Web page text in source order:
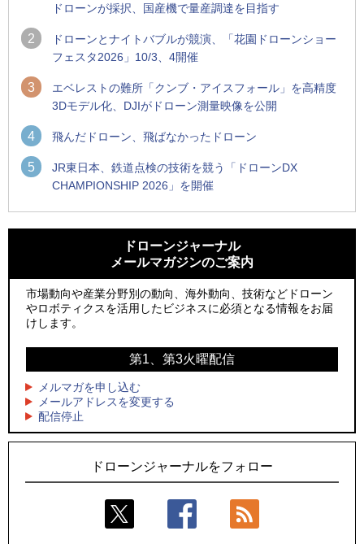
ドローンが採択、国産機で量産調達を目指す
2
ドローンとナイトバブルが競演、「花園ドローンショー
フェスタ2026」10/3、4開催
3
エベレストの難所「クンブ・アイスフォール」を高精度
3Dモデル化、DJIがドローン測量映像を公開
4 飛んだドローン、飛ばなかったドローン
5
JR東日本、鉄道点検の技術を競う「ドローンDX
CHAMPIONSHIP 2026」を開催
ン」とドローンショーによる新演出を実施
防衛装備庁「迎撃ドローン早期取得プログラム」にテラドロ
ーンが採択、国産機で量産調達を目指す
レッドクリフ、足利花火大会で映画『スパイダーマン』や
ドローンとナイトバブルが競演、「花園ドローンショーフェ
スタ2026」10/3、4開催
そらとぶタクシー、ハイブリッドeVTOL開発のPLANA社と独
占契約
ン」とドローンショーによる新演出を実施
国産AUVを社会実装へ、スタートアップ「BlueArch株式会
社」設立
防衛装備庁「迎撃ドローン早期取得プログラム」にテラドロ
サザンビーチちがさき花火大会で「復活の花火」打ち上げ、
キリンビールがライブ中継と連動した支援企画
ロボデックス、2時間超の飛行を目指す新型水素燃料電池ドロ
ーンを公開
ドローンジャーナル
メールマガジンのご案内
市場動向や産業分野別の動向、海外動向、技術などドローン
やロボティクスを活用したビジネスに必須となる情報をお届
けします。
第1、第3火曜配信
メルマガを申し込む
メールアドレスを変更する
配信停止
ドローンジャーナルをフォロー